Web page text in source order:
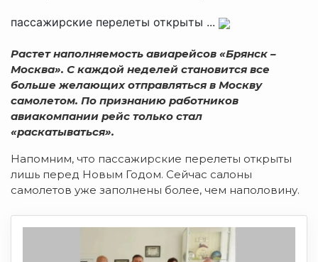
пассажирские перелеты открыты ...
Растет наполняемость авиарейсов «Брянск –
Москва». С каждой неделей становится все
больше желающих отправляться в Москву
самолетом. По признанию работников
авиакомпании рейс только стал
«раскатываться».
Напомним, что пассажирские перелеты открыты
лишь перед Новым Годом. Сейчас салоны
самолетов уже заполнены более, чем наполовину.